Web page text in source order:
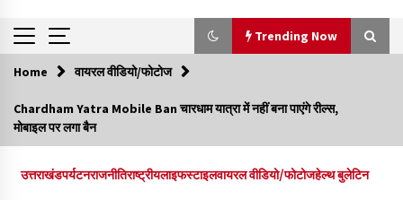
Trending Now
Trending Now
कार्यक्रम में शामिल हुए सीएम,आधुनिक मदरसों का नाम अब्दुल कलाम के नाम
December 18, 2023
Home वायरल वीडियो/फोटोज
Chardham Yatra Mobile Ban चारधाम यात्रा में नहीं बना पाएंगे रील्स,
मोबाइल पर लगा बैन
उत्तराखंडपर्यटनराजनीतिराष्ट्रीयलाइफस्टाइलवायरल वीडियो/फोटोजहेल्थ बुलेटिन